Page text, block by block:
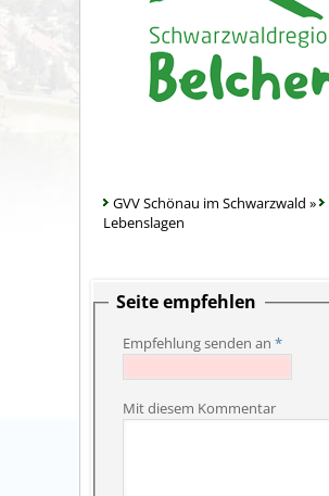
GVV Schönau im Schwarzwald »
Lebenslagen
Seite empfehlen
Empfehlung senden an *
Mit diesem Kommentar